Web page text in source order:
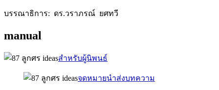
บรรณาธิการ: ดร.วราภรณ์ ยศทวี
manual
สำหรับผู้นิพนธ์
จดหมายนำส่งบทความ